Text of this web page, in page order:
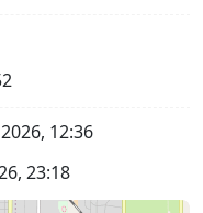
12:36
23:18